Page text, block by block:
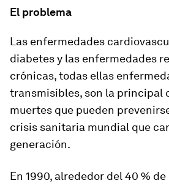
El problema
Las enfermedades
diabetes y las enfermedades
crónicas, todas ellas
transmisibles, son la principal
muertes que pueden
crisis sanitaria mundial que
generación.
En 1990, alrededor del 40 %